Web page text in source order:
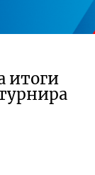
итоги